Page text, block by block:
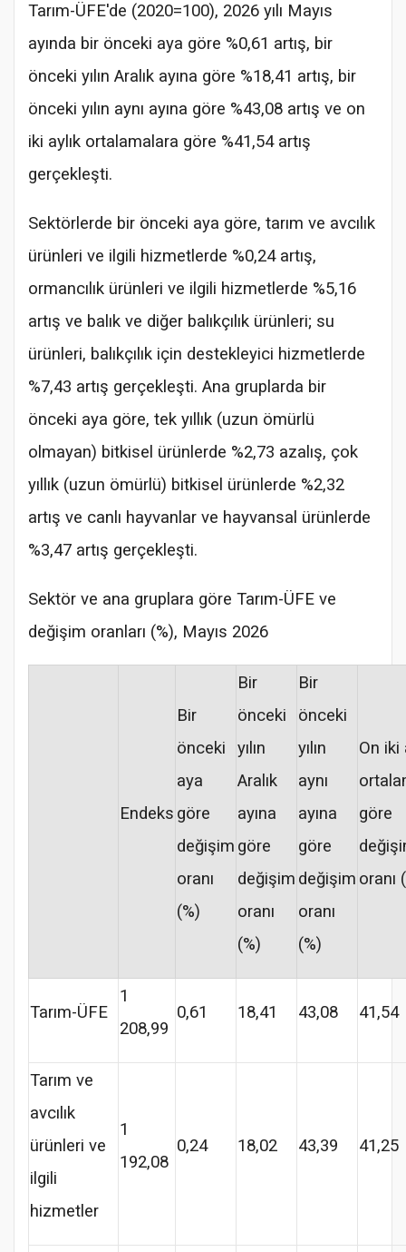
Tarım-ÜFE'de (2020=100), 2026 yılı Mayıs
ayında bir önceki aya göre %0,61 artış, bir
önceki yılın Aralık ayına göre %18,41 artış, bir
önceki yılın aynı ayına göre %43,08 artış ve on
iki aylık ortalamalara göre %41,54 artış
gerçekleşti.
Sektörlerde bir önceki aya göre, tarım ve avcılık
ürünleri ve ilgili hizmetlerde %0,24 artış,
ormancılık ürünleri ve ilgili hizmetlerde %5,16
artış ve balık ve diğer balıkçılık ürünleri; su
ürünleri, balıkçılık için destekleyici hizmetlerde
%7,43 artış gerçekleşti. Ana gruplarda bir
önceki aya göre, tek yıllık (uzun ömürlü
olmayan) bitkisel ürünlerde %2,73 azalış, çok
yıllık (uzun ömürlü) bitkisel ürünlerde %2,32
artış ve canlı hayvanlar ve hayvansal ürünlerde
%3,47 artış gerçekleşti.
Sektör ve ana gruplara göre Tarım-ÜFE ve
değişim oranları (%), Mayıs 2026
Endeks
Bir
önceki
aya
göre
değişim
oranı
(%)
Bir
önceki
yılın
Aralık
ayına
göre
değişim
oranı
(%)
Bir
önceki
yılın
aynı
ayına
göre
değişim
oranı
(%)
On iki
göre
oranı
Tarım-ÜFE
1
208,99
0,61 18,41 43,08 41,54
Tarım ve
avcılık
ürünleri ve
ilgili
hizmetler
1
192,08
0,24 18,02 43,39 41,25